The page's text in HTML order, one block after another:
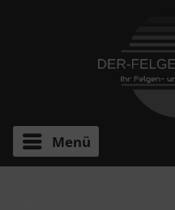
Menü